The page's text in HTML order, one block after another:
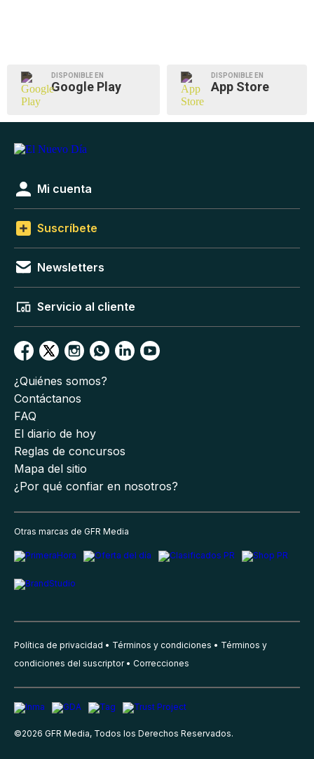
DISPONIBLE EN
Google Play
DISPONIBLE EN
App Store
Mi cuenta
Suscríbete
Newsletters
Servicio al cliente
¿Quiénes somos?
Contáctanos
FAQ
El diario de hoy
Reglas de concursos
Mapa del sitio
¿Por qué confiar en nosotros?
Otras marcas de GFR Media
Política de privacidad Términos y condiciones
Términos y
condiciones del suscriptor
Correcciones
©2026 GFR Media, Todos los Derechos Reservados.